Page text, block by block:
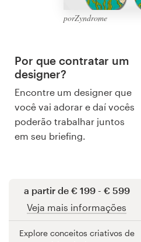
porZyndrome
Por que contratar um
designer?
Encontre um designer que
você vai adorar e daí vocês
poderão trabalhar juntos
em seu briefing.
a partir de € 199 - € 599
Veja mais informações
Explore conceitos criativos de
Pesquisar todas as categorias
Suporte
+49 30 568 37640
Central de Ajuda
Preços
Torne-se um designer